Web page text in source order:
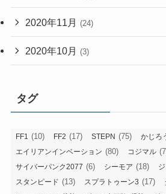
2020年11月 (24)
2020年10月 (3)
タグ
FF1 (10) FF2 (17) STEPN (75) かじろ
エイリアンインベーション (80) コジマル
サイバーパンク2077 (6) シーモア (18)
スタンピード (13) スプラトゥーン3 (17)